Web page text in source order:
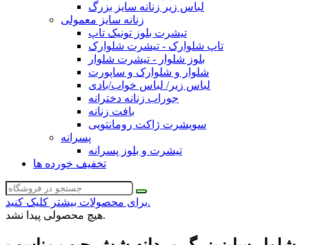
لباس زیر زنانه سایز بزرگ
زنانه سایز معمولی
تیشرت بلوز تونیک تاپ
تاپ شلوارک - تیشرت شلوارک
بلوز شلوار - تیشرت شلوار
شلوار و شلوارک و ساپورت
لباس زیر/ لباس خواب/بادی
جوراب زنانه دخترانه
بافت زنانه
سویشرت ژاکت رومانتویی
پسرانه
تیشرت و بلوز پسرانه
تخفیف خورده ها
برای محصولات بیشتر کلیک کنید.
هیچ محصولی پیدا نشد.